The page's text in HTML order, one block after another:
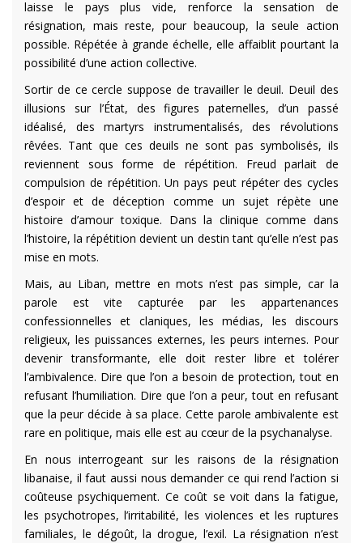
laisse le pays plus vide, renforce la sensation de
résignation, mais reste, pour beaucoup, la seule action
possible. Répétée à grande échelle, elle affaiblit pourtant la
possibilité d’une action collective.
Sortir de ce cercle suppose de travailler le deuil. Deuil des
illusions sur l’État, des figures paternelles, d’un passé
idéalisé, des martyrs instrumentalisés, des révolutions
rêvées. Tant que ces deuils ne sont pas symbolisés, ils
reviennent sous forme de répétition. Freud parlait de
compulsion de répétition. Un pays peut répéter des cycles
d’espoir et de déception comme un sujet répète une
histoire d’amour toxique. Dans la clinique comme dans
l’histoire, la répétition devient un destin tant qu’elle n’est pas
mise en mots.
Mais, au Liban, mettre en mots n’est pas simple, car la
parole est vite capturée par les appartenances
confessionnelles et claniques, les médias, les discours
religieux, les puissances externes, les peurs internes. Pour
devenir transformante, elle doit rester libre et tolérer
l’ambivalence. Dire que l’on a besoin de protection, tout en
refusant l’humiliation. Dire que l’on a peur, tout en refusant
que la peur décide à sa place. Cette parole ambivalente est
rare en politique, mais elle est au cœur de la psychanalyse.
En nous interrogeant sur les raisons de la résignation
libanaise, il faut aussi nous demander ce qui rend l’action si
coûteuse psychiquement. Ce coût se voit dans la fatigue,
les psychotropes, l’irritabilité, les violences et les ruptures
familiales, le dégoût, la drogue, l’exil. La résignation n’est